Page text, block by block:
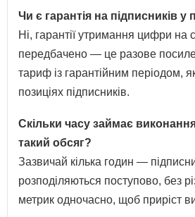
Чи є гарантія на підписників у
Ні, гарантії утримання цифри на
передбачено — це разове
тариф із гарантійним періодом,
позиціях підписників.
Скільки часу займає
такий обсяг?
Зазвичай кілька годин —
розподіляються поступово, без
метрик одночасно, щоб приріст